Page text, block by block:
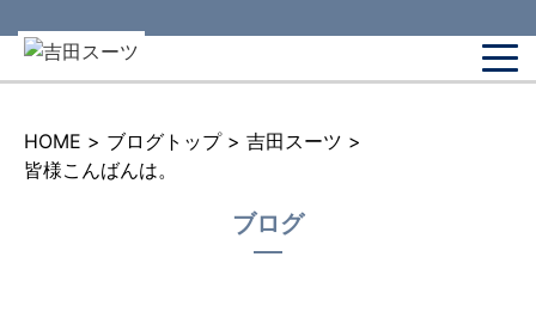
HOME > ブログトップ > 吉田スーツ >
皆様こんばんは。
ブログ